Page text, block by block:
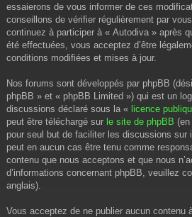
essaierons de vous informer de ces
conseillons de vérifier régulièrement par
continuez à participer à « Autodiva » après
été effectuées, vous acceptez d’être
conditions modifiées et mises à jour.
Nos forums sont développés par phpBB
phpBB » et « phpBB Limited ») qui est un
discussions déclaré sous la « licence
peut être téléchargé sur le site de phpBB
pour seul but de faciliter les discussions sur
peut en aucun cas être tenu comme
contenu que nous acceptons et que nous
d’informations concernant phpBB, veuillez
anglais).
Vous acceptez de ne publier aucun contenu